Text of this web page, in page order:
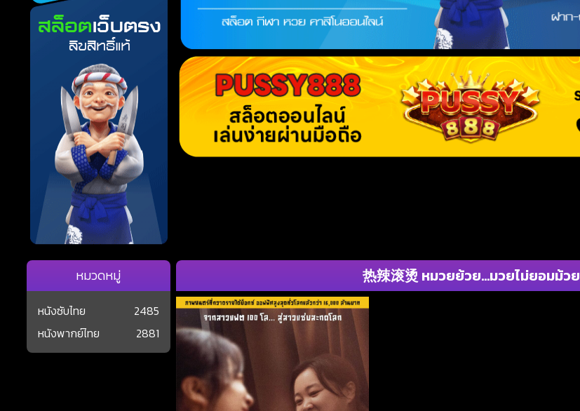
热辣滚烫 หมวยย้วย…มวยไม่ยอมม้วย
หมวดหมู่
หนังซับไทย
2485
หนังพากย์ไทย
2881